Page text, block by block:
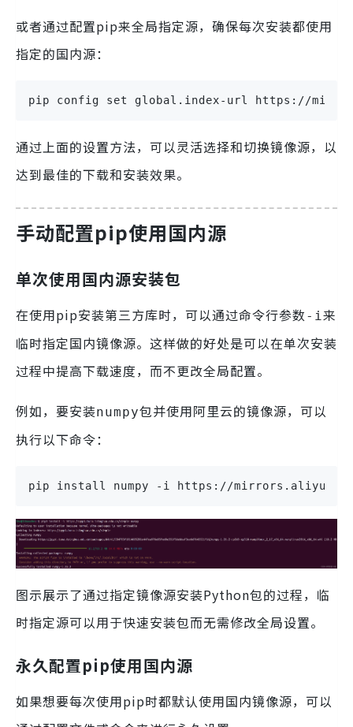
或者通过配置pip来全局指定源，确保每次安装都使用
指定的国内源：
pip config set global.index-url https://
通过上面的设置方法，可以灵活选择和切换镜像源，以
达到最佳的下载和安装效果。
手动配置pip使用国内源
单次使用国内源安装包
在使用pip安装第三方库时，可以通过命令行参数 -i来
临时指定国内镜像源。这样做的好处是可以在单次安装
过程中提高下载速度，而不更改全局配置。
例如，要安装numpy包并使用阿里云的镜像源，可以
执行以下命令：
pip install numpy -i https://
图示展示了通过指定镜像源安装Python包的过程，临
时指定源可以用于快速安装包而无需修改全局设置。
永久配置pip使用国内源
如果想要每次使用pip时都默认使用国内镜像源，可以